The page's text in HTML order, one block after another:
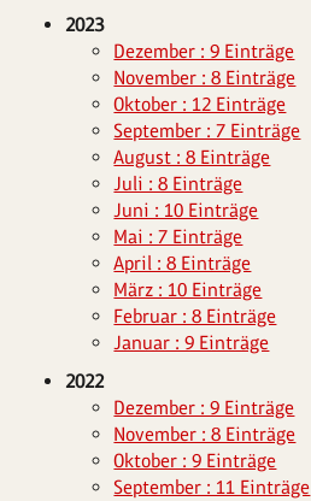
2023
Dezember : 9 Einträge
November : 8 Einträge
Oktober : 12 Einträge
September : 7 Einträge
August : 8 Einträge
Juli : 8 Einträge
Juni : 10 Einträge
Mai : 7 Einträge
April : 8 Einträge
März : 10 Einträge
Februar : 8 Einträge
Januar : 9 Einträge
2022
Dezember : 9 Einträge
November : 8 Einträge
Oktober : 9 Einträge
September : 11 Einträge